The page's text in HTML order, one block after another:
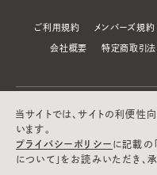
ご利用規約 メンバーズ規約
会社概要 特定商取引
当サイトでは、サイトの利便性
います。
プライバシーポリシー に記載の
について」をお読みいただき、